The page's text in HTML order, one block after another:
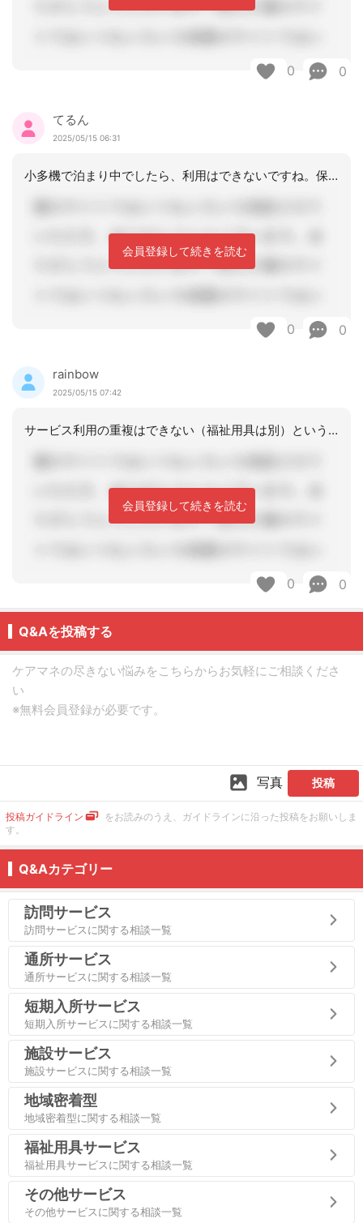
0 0
てるん
2025/05/15 06:31
小多機で泊まり中でしたら、利用はできないですね。保険者に確認した方がいいですね。
会員登録して続きを読む
0 0
rainbow
2025/05/15 07:42
サービス利用の重複はできない（福祉用具は別）という原則があるのでできないと思われ
会員登録して続きを読む
0 0
Q&Aを投稿する
写真 投稿
投稿ガイドライン
をお読みのうえ、ガイドラインに沿った投稿をお願いしま
す。
Q&Aカテゴリー
訪問サービス
訪問サービスに関する相談一覧
通所サービス
通所サービスに関する相談一覧
短期入所サービス
短期入所サービスに関する相談一覧
施設サービス
施設サービスに関する相談一覧
地域密着型
地域密着型に関する相談一覧
福祉用具サービス
福祉用具サービスに関する相談一覧
その他サービス
その他サービスに関する相談一覧